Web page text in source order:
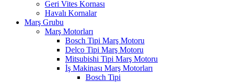
Geri Vites Kornası
Havalı Kornalar
Marş Grubu
Marş Motorları
Bosch Tipi Marş Motoru
Delco Tipi Marş Motoru
Mitsubishi Tipi Marş Motoru
İş Makinası Marş Motorları
Bosch Tipi